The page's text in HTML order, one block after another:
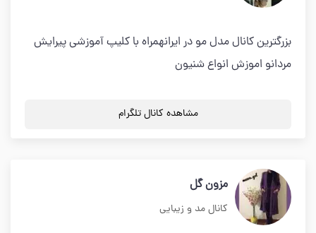
بزرگترین کانال مدل مو در ایرانهمراه با کلیپ آموزشی پیرایش
مردانو اموزش انواع شنیون
مشاهده کانال تلگرام
مزون گل
کانال مد و زیبایی